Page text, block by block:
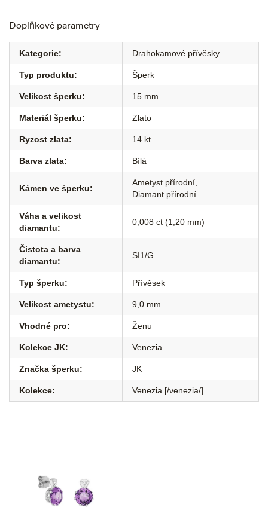
Doplňkové parametry
Kategorie: Drahokamové přívěsky
Typ produktu: Šperk
Velikost šperku: 15 mm
Materiál šperku: Zlato
Ryzost zlata: 14 kt
Barva zlata: Bílá
Kámen ve šperku:
Ametyst přírodní
Diamant přírodní
Váha a velikost
diamantu:
0,008 ct (1,20 mm)
Čistota a barva
diamantu:
SI1/G
Typ šperku: Přívěsek
Velikost ametystu: 9,0 mm
Vhodné pro: Ženu
Kolekce JK: Venezia
Značka šperku: JK
Kolekce: Venezia [/venezia/]